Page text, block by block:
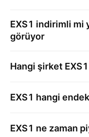
EXS1 indirimli mi
görüyor
Hangi şirket EXS1
EXS1 hangi
EXS1 ne zaman